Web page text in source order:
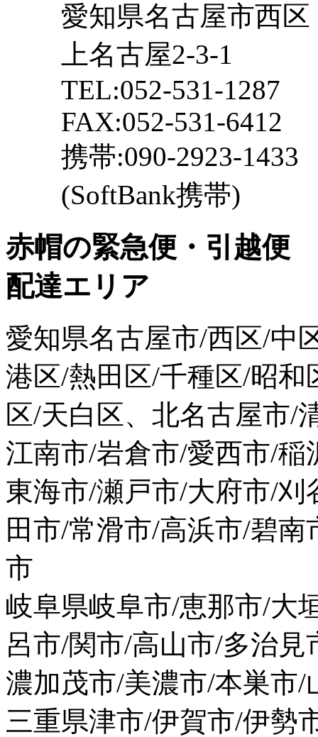
愛知県名古屋市西区
上名古屋2-3-1
TEL:052-531-1287
FAX:052-531-6412
携帯:090-2923-1433
(SoftBank携帯)
赤帽の緊急便・引越便
配達エリア
愛知県名古屋市/西区/中
港区/熱田区/千種区/昭
区/天白区、北名古屋市/
江南市/岩倉市/愛西市/
東海市/瀬戸市/大府市/
田市/常滑市/高浜市/碧
市
岐阜県岐阜市/恵那市/大
呂市/関市/高山市/多治
濃加茂市/美濃市/本巣市/
三重県津市/伊賀市/伊勢